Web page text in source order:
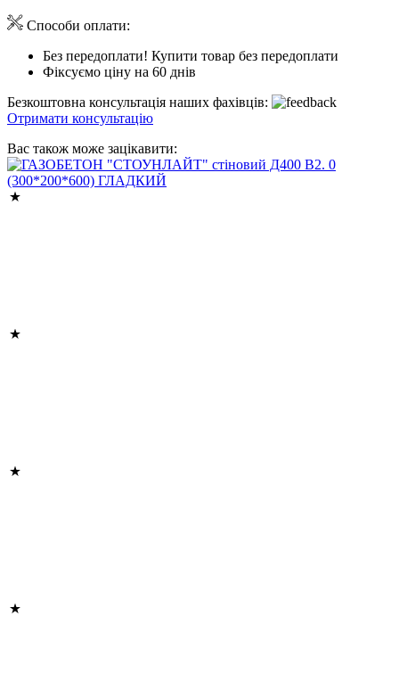
Способи оплати:
Без передоплати! Купити товар без передоплати
Фіксуємо ціну на 60 днів
Безкоштовна консультація наших фахівців:
Отримати консультацію
Вас також може зацікавити: